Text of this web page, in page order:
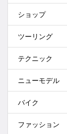
ショップ
ツーリング
テクニック
ニューモデル
バイク
ファッション